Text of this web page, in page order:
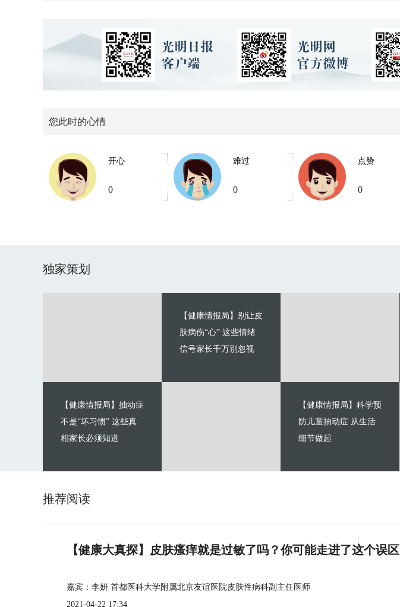
您此时的心情
开心
0
难过
0
点赞
0
独家策划
【健康情报局】别让皮
肤病伤“心” 这些情绪
信号家长千万别忽视
【健康情报局】抽动症
不是“坏习惯” 这些真
相家长必须知道
【健康情报局】科学预
防儿童抽动症 从生活
细节做起
推荐阅读
【健康大真探】皮肤瘙痒就是过敏了吗？你可能走进了这个误区
嘉宾：李妍 首都医科大学附属北京友谊医院皮肤性病科副主任医师
2021-04-22 17:34